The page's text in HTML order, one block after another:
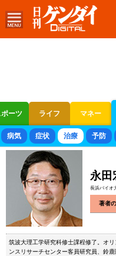
ーツ ライフ マネー
ボートレース 競輪 オート
病気 症状 治療 予防
永田
長浜バイオ
著者
筑波大理工学研究科修士課程修了。オ
ンスリサーチセンター客員研究員、鈴